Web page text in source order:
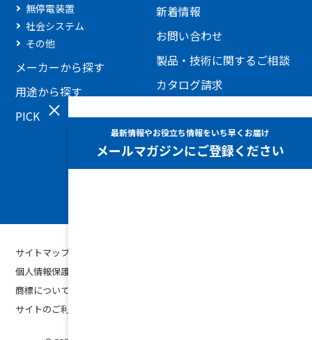
無停電装置
社会システム
その他
メーカーから探す
用途から探す
PICKUP製品
新着情報
お問い合わせ
製品・技術に関するご相談
カタログ請求
添付ファイルを利用したお
問い合わせ
ホームページに関するお問
サイトマップ
個人情報保護方針
商標について
サイトのご利用条件